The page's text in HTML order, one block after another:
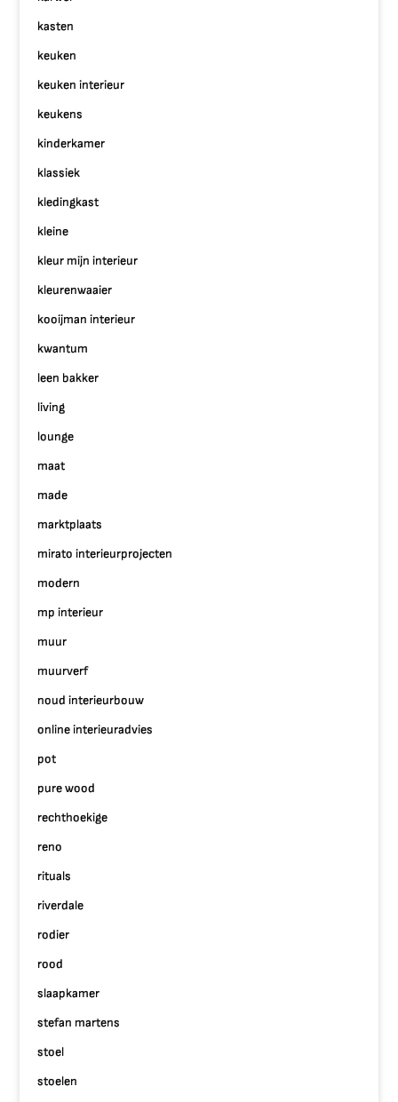
kasten
keuken
keuken interieur
keukens
kinderkamer
klassiek
kledingkast
kleine
kleur mijn interieur
kleurenwaaier
kooijman interieur
kwantum
leen bakker
living
lounge
maat
made
marktplaats
mirato interieurprojecten
modern
mp interieur
muur
muurverf
noud interieurbouw
online interieuradvies
pot
pure wood
rechthoekige
reno
rituals
riverdale
rodier
rood
slaapkamer
stefan martens
stoel
stoelen